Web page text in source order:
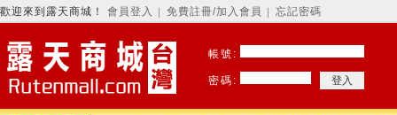
歡迎來到露天商城！ 會員登入 免費註冊/加入會員 忘記密碼
帳號:
密碼: